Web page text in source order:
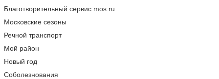
Благотворительный сервис mos.ru
Московские сезоны
Речной транспорт
Мой район
Новый год
Соболезнования